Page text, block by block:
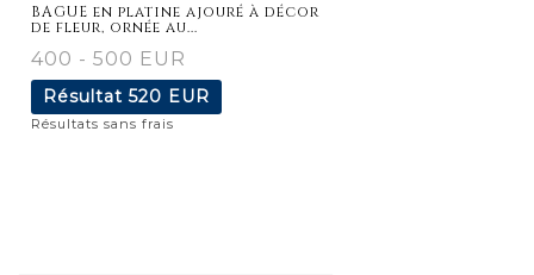
BAGUE en platine ajouré à décor
de fleur, ornée au...
400 - 500 EUR
Résultat 520 EUR
Résultats sans frais